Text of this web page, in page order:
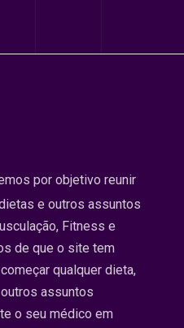
por objetivo reunir
e outros assuntos
Fitness e
de que o site tem
qualquer dieta,
assuntos
o seu médico em